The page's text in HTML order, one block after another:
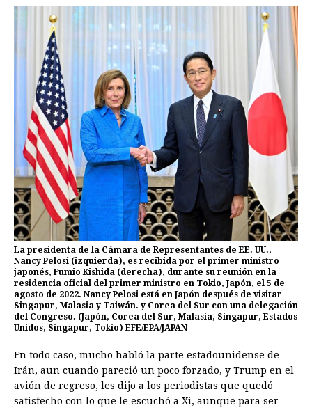
La presidenta de la Cámara de Representantes de EE. UU.,
Nancy Pelosi (izquierda), es recibida por el primer ministro
japonés, Fumio Kishida (derecha), durante su reunión en la
residencia oficial del primer ministro en Tokio, Japón, el 5 de
agosto de 2022. Nancy Pelosi está en Japón después de visitar
Singapur, Malasia y Taiwán. y Corea del Sur con una delegación
del Congreso. (Japón, Corea del Sur, Malasia, Singapur, Estados
Unidos, Singapur, Tokio) EFE/EPA/JAPAN
En todo caso, mucho habló la parte estadounidense de
Irán, aun cuando pareció un poco forzado, y Trump en el
avión de regreso, les dijo a los periodistas que quedó
satisfecho con lo que le escuchó a Xi, aunque para ser